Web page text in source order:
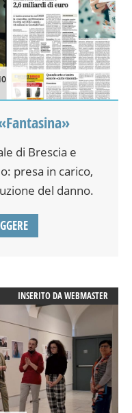
di Brescia e
presa in carico,
del danno.
INSERITO DAWEBMASTER